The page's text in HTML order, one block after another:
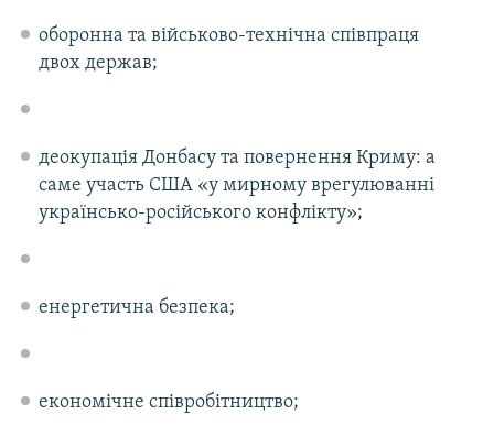
оборонна та військово-технічна співпраця
двох держав;
деокупація Донбасу та повернення Криму: а
саме участь США «у мирному врегулюванні
українсько-російського конфлікту»;
енергетична безпека;
економічне співробітництво;